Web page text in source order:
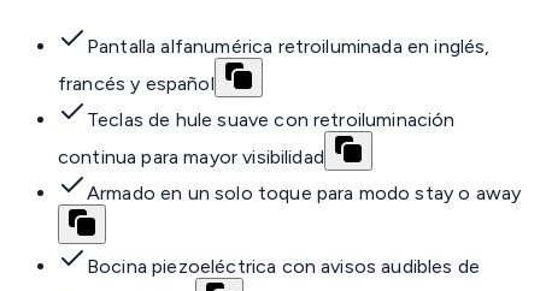
Pantalla alfanumérica retroiluminada en inglés,
francés y español
Teclas de hule suave con retroiluminación
continua para mayor visibilidad
Armado en un solo toque para modo stay o away
Bocina piezoeléctrica con avisos audibles de